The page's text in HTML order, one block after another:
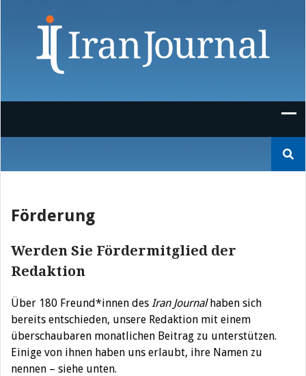
nach:
Förderung
Werden Sie Fördermitglied der
Redaktion
Über 180 Freund*innen des Iran Journalhaben sich
bereits entschieden, unsere Redaktion mit einem
überschaubaren monatlichen Beitrag zu unterstützen.
Einige von ihnen haben uns erlaubt, ihre Namen zu
nennen – siehe unten.